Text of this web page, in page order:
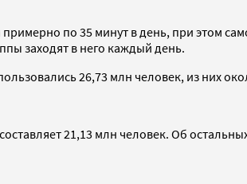
по 35 минут в день, при этом
заходят в него каждый день.
26,73 млн человек, из них
21,13 млн человек. Об